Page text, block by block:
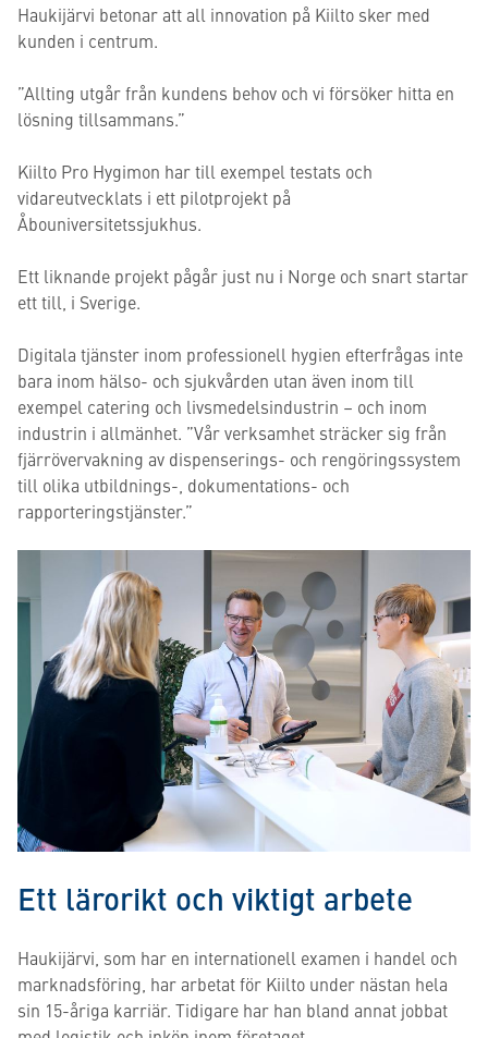
Haukijärvi betonar att all innovation på Kiilto sker med
kunden i centrum.
”Allting utgår från kundens behov och vi försöker hitta en
lösning tillsammans.”
Kiilto Pro Hygimon har till exempel testats och
vidareutvecklats i ett pilotprojekt på
Åbouniversitetssjukhus.
Ett liknande projekt pågår just nu i Norge och snart startar
ett till, i Sverige.
Digitala tjänster inom professionell hygien efterfrågas inte
bara inom hälso- och sjukvården utan även inom till
exempel catering och livsmedelsindustrin – och inom
industrin i allmänhet. ”Vår verksamhet sträcker sig från
fjärrövervakning av dispenserings- och rengöringssystem
till olika utbildnings-, dokumentations- och
rapporteringstjänster.”
Ett lärorikt och viktigt arbete
Haukijärvi, som har en internationell examen i handel och
marknadsföring, har arbetat för Kiilto under nästan hela
sin 15-åriga karriär. Tidigare har han bland annat jobbat